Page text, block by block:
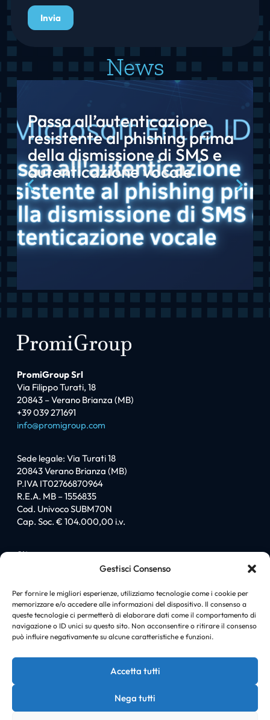
Gestisci Consenso
Per fornire le migliori esperienze, utilizziamo tecnologie come i cookie per
memorizzare e/o accedere alle informazioni del dispositivo. Il consenso a
queste tecnologie ci permetterà di elaborare dati come il comportamento di
navigazione o ID unici su questo sito. Non acconsentire o ritirare il consenso
può influire negativamente su alcune caratteristiche e funzioni.
Accetta tutti
Nega tutti
Invia
News
Passa all’autenticazione
resistente al phishing prima
della dismissione di SMS e
autenticazione vocale
PromiGroup Srl
Via Filippo Turati, 18
20843 – Verano Brianza (MB)
+39 039 271691
info@promigroup.com
Sede legale: Via Turati 18
20843 Verano Brianza (MB)
P.IVA IT02766870964
R.E.A. MB – 1556835
Cod. Univoco SUBM70N
Cap. Soc. € 104.000,00 i.v.
Sitemap
Chi siamo
I love PromiGroup
Certificazioni
Soluzioni